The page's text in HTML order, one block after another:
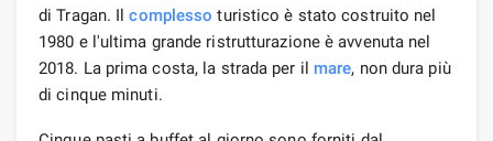
di Tragan. Ilcomplesso turistico è stato costruito nel
1980 e l'ultima grande ristrutturazione è avvenuta nel
2018. La prima costa, la strada per il mare, non dura più
di cinque minuti.